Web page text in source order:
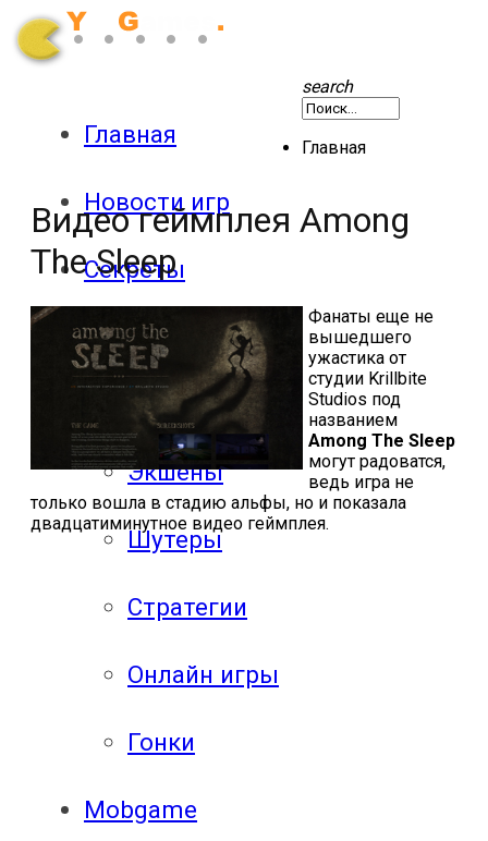
Главная
Новости игр
Секреты
Патчи
Обзоры
Экшены
Шутеры
Стратегии
Онлайн игры
Гонки
Mobgame
search
Главная
Видео геймплея Among
The Sleep
Фанаты еще не
вышедшего
ужастика от
студии Krillbite
Studios под
названием
Among The Sleep
могут радоватся,
ведь игра не
только вошла в стадию альфы, но и показала
двадцатиминутное видео геймплея.